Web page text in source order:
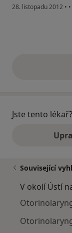
28. listopadu 2012 • •
Jste tento lékař?
Související
V okolí Ústí